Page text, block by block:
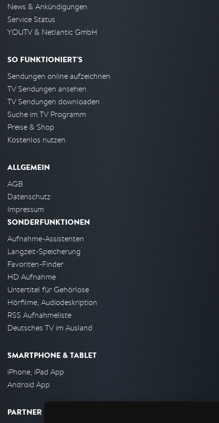
News & Ankündigungen
Service Status
YOUTV & Netlantic GmbH
SO FUNKTIONIERT'S
Sendungen online aufzeichnen
TV Sendungen ansehen
TV Sendungen downloaden
Suche im TV Programm
Preise & Shop
Kostenlos nutzen
ALLGEMEIN
AGB
Datenschutz
Impressum
SONDERFUNKTIONEN
Aufnahme-Assistenten
Langzeit-Speicherung
Favoriten-Finder
HD Aufnahme
Untertitel für Gehörlose
Hörfilme, Audiodeskription
RSS Aufnahmeliste
Deutsches TV im Ausland
SMARTPHONE & TABLET
iPhone, iPad App
Android App
PARTNER